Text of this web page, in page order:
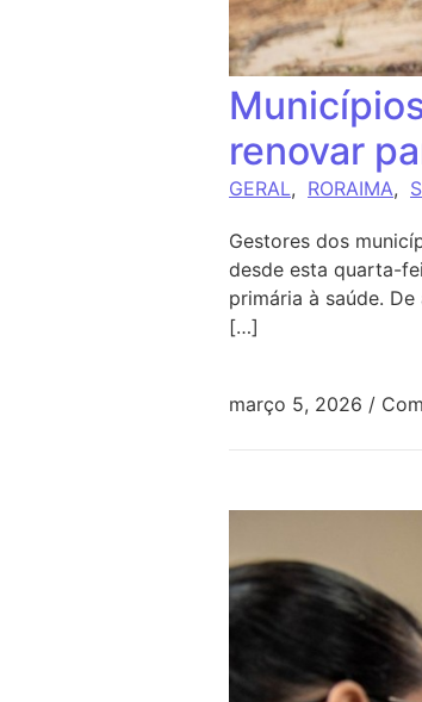
renovar
GERAL, RORAIMA,
Gestores dos
desde esta quarta-
primária à saúde.
[…]
março 5, 2026 /